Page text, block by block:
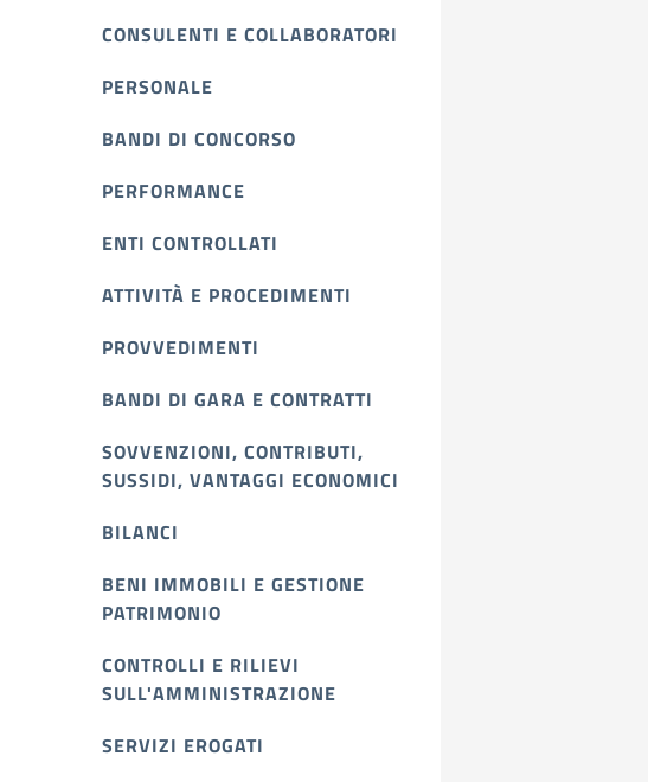
CONSULENTI E COLLABORATORI
PERSONALE
BANDI DI CONCORSO
PERFORMANCE
ENTI CONTROLLATI
ATTIVITÀ E PROCEDIMENTI
PROVVEDIMENTI
BANDI DI GARA E CONTRATTI
SOVVENZIONI, CONTRIBUTI,
SUSSIDI, VANTAGGI ECONOMICI
BILANCI
BENI IMMOBILI E GESTIONE
PATRIMONIO
CONTROLLI E RILIEVI
SULL'AMMINISTRAZIONE
SERVIZI EROGATI